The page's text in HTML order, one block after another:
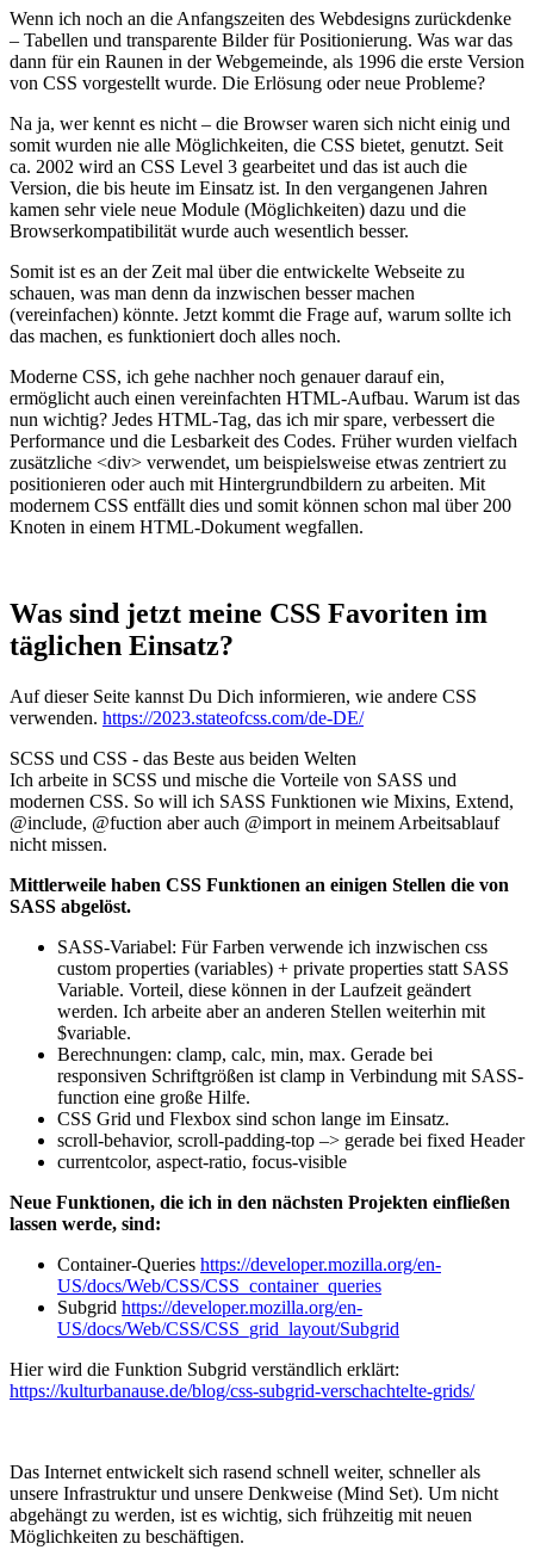
Wenn ich noch an die Anfangszeiten des Webdesigns zurückdenke
– Tabellen und transparente Bilder für Positionierung. Was war das
dann für ein Raunen in der Webgemeinde, als 1996 die erste Version
von CSS vorgestellt wurde. Die Erlösung oder neue Probleme?
Na ja, wer kennt es nicht – die Browser waren sich nicht einig und
somit wurden nie alle Möglichkeiten, die CSS bietet, genutzt. Seit
ca. 2002 wird an CSS Level 3 gearbeitet und das ist auch die
Version, die bis heute im Einsatz ist. In den vergangenen Jahren
kamen sehr viele neue Module (Möglichkeiten) dazu und die
Browserkompatibilität wurde auch wesentlich besser.
Somit ist es an der Zeit mal über die entwickelte Webseite zu
schauen, was man denn da inzwischen besser machen
(vereinfachen) könnte. Jetzt kommt die Frage auf, warum sollte ich
das machen, es funktioniert doch alles noch.
Moderne CSS, ich gehe nachher noch genauer darauf ein,
ermöglicht auch einen vereinfachten HTML-Aufbau. Warum ist das
nun wichtig? Jedes HTML-Tag, das ich mir spare, verbessert die
Performance und die Lesbarkeit des Codes. Früher wurden vielfach
zusätzliche <div> verwendet, um beispielsweise etwas zentriert zu
positionieren oder auch mit Hintergrundbildern zu arbeiten. Mit
modernem CSS entfällt dies und somit können schon mal über 200
Knoten in einem HTML-Dokument wegfallen.
Was sind jetzt meine CSS Favoriten im
täglichen Einsatz?
Auf dieser Seite kannst Du Dich informieren, wie andere CSS
verwenden. https://2023.stateofcss.com/de-DE/
SCSS und CSS - das Beste aus beiden Welten
Ich arbeite in SCSS und mische die Vorteile von SASS und
modernen CSS. So will ich SASS Funktionen wie Mixins, Extend,
@include, @fuction aber auch @import in meinem Arbeitsablauf
nicht missen.
Mittlerweile haben CSS Funktionen an einigen Stellen die von
SASS abgelöst.
SASS-Variabel: Für Farben verwende ich inzwischen css
custom properties (variables) + private properties statt SASS
Variable. Vorteil, diese können in der Laufzeit geändert
werden. Ich arbeite aber an anderen Stellen weiterhin mit
$variable.
Berechnungen: clamp, calc, min, max. Gerade bei
responsiven Schriftgrößen ist clamp in Verbindung mit SASS-
function eine große Hilfe.
CSS Grid und Flexbox sind schon lange im Einsatz.
scroll-behavior, scroll-padding-top –> gerade bei fixed Header
currentcolor, aspect-ratio, focus-visible
Neue Funktionen, die ich in den nächsten Projekten einfließen
lassen werde, sind:
Container-Queries https://developer.mozilla.org/en-
US/docs/Web/CSS/CSS_container_queries
Subgrid https://developer.mozilla.org/en-
US/docs/Web/CSS/CSS_grid_layout/Subgrid
Hier wird die Funktion Subgrid verständlich erklärt:
https://kulturbanause.de/blog/css-subgrid-verschachtelte-grids/
Das Internet entwickelt sich rasend schnell weiter, schneller als
unsere Infrastruktur und unsere Denkweise (Mind Set). Um nicht
abgehängt zu werden, ist es wichtig, sich frühzeitig mit neuen
Möglichkeiten zu beschäftigen.